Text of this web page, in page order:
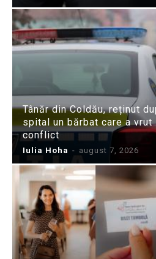
Tânăr din Coldău, reținut
spital un bărbat care a vrut
conflict
Iulia Hoha - august 7, 2026